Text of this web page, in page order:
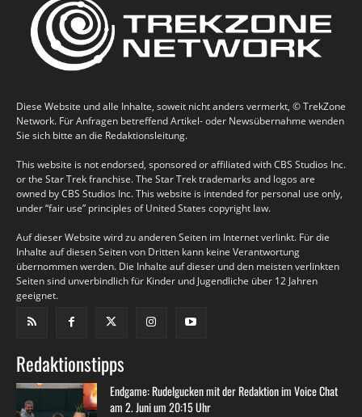
Diese Website und alle Inhalte, soweit nicht anders vermerkt, © TrekZone
Network. Für Anfragen betreffend Artikel- oder Newsübernahme wenden
Sie sich bitte an die Redaktionsleitung.
This website is not endorsed, sponsored or affiliated with CBS Studios Inc.
or the Star Trek franchise. The Star Trek trademarks and logos are
owned by CBS Studios Inc. This website is intended for personal use only,
under “fair use” principles of United States copyright law.
Auf dieser Website wird zu anderen Seiten im Internet verlinkt. Für die
Inhalte auf diesen Seiten von Dritten kann keine Verantwortung
übernommen werden. Die Inhalte auf dieser und den meisten verlinkten
Seiten sind unverbindlich für Kinder und Jugendliche über 12 Jahren
geeignet.
Redaktionstipps
Endgame: Rudelgucken mit der Redaktion im Voice Chat
am 2. Juni um 20:15 Uhr